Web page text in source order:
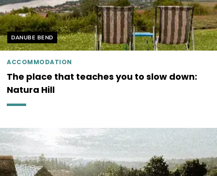
Helyszín címkék:
DANUBE BEND
ACCOMMODATION
The place that teaches you to slow down:
Natura Hill